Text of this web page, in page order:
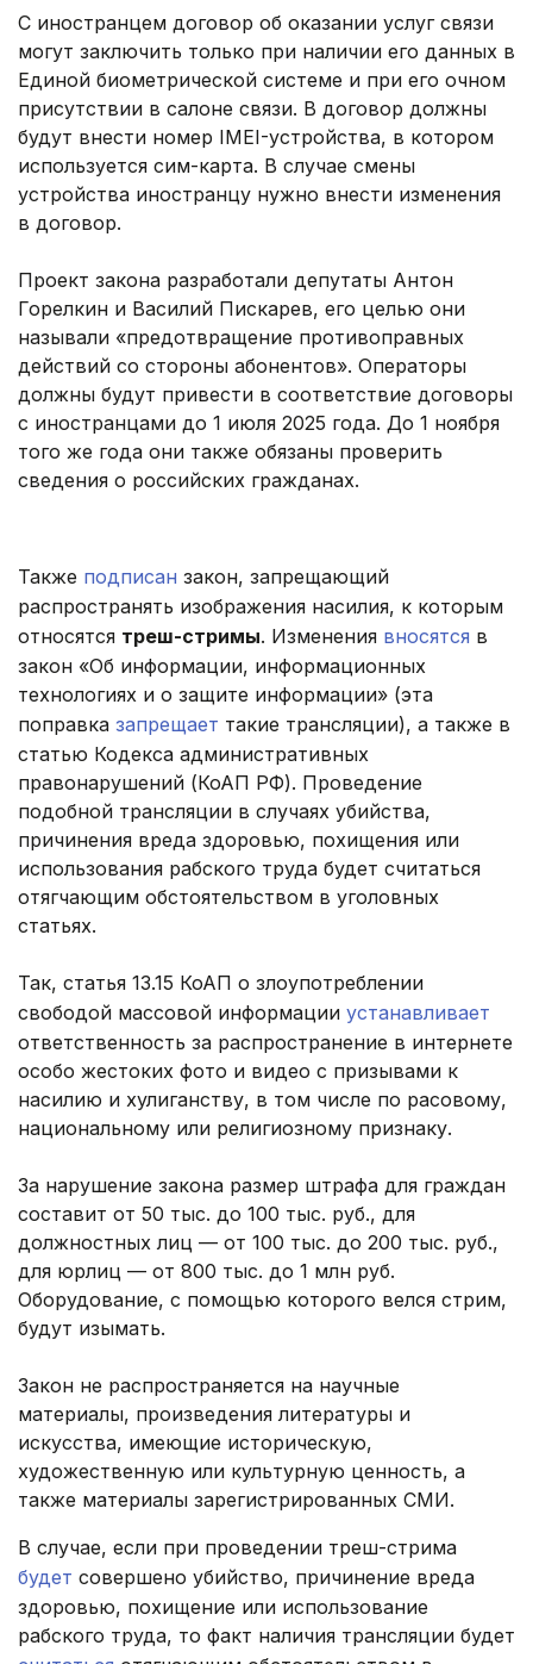
С иностранцем договор об оказании услуг связи
могут заключить только при наличии его данных в
Единой биометрической системе и при его очном
присутствии в салоне связи. В договор должны
будут внести номер IMEI-устройства, в котором
используется сим-карта. В случае смены
устройства иностранцу нужно внести изменения
в договор.
Проект закона разработали депутаты Антон
Горелкин и Василий Пискарев, его целью они
называли «предотвращение противоправных
действий со стороны абонентов». Операторы
должны будут привести в соответствие договоры
с иностранцами до 1 июля 2025 года. До 1 ноября
того же года они также обязаны проверить
сведения о российских гражданах.
Также подписан закон, запрещающий
распространять изображения насилия, к которым
относятся треш-стримы. Изменения вносятся в
закон «Об информации, информационных
технологиях и о защите информации» (эта
поправка запрещает такие трансляции), а также в
статью Кодекса административных
правонарушений (КоАП РФ). Проведение
подобной трансляции в случаях убийства,
причинения вреда здоровью, похищения или
использования рабского труда будет считаться
отягчающим обстоятельством в уголовных
статьях.
Так, статья 13.15 КоАП о злоупотреблении
свободой массовой информации устанавливает
ответственность за распространение в интернете
особо жестоких фото и видео с призывами к
насилию и хулиганству, в том числе по расовому,
национальному или религиозному признаку.
За нарушение закона размер штрафа для граждан
составит от 50 тыс. до 100 тыс. руб., для
должностных лиц — от 100 тыс. до 200 тыс. руб.,
для юрлиц — от 800 тыс. до 1 млн руб.
Оборудование, с помощью которого велся стрим,
будут изымать.
Закон не распространяется на научные
материалы, произведения литературы и
искусства, имеющие историческую,
художественную или культурную ценность, а
также материалы зарегистрированных СМИ.
В случае, если при проведении треш-стрима
будет совершено убийство, причинение вреда
здоровью, похищение или использование
рабского труда, то факт наличия трансляции будет